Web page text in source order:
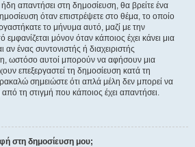
απαντήσει στη δημοσίευση, θα βρείτε ένα
όταν επιστρέψετε στο θέμα, το οποίο
το μήνυμα αυτό, μαζί με την
μόνον όταν κάποιος έχει κάνει μια
ένας συντονιστής ή διαχειριστής
ωστόσο αυτοί μπορούν να αφήσουν μια
επεξεργαστεί τη δημοσίευση κατά τη
σημειώστε ότι απλά μέλη δεν μπορεί να
τη στιγμή που κάποιος έχει απαντήσει.
στη δημοσίευση μου;